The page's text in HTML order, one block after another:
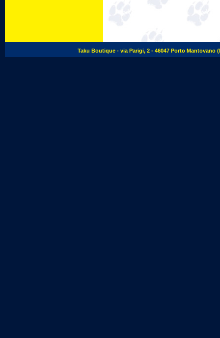
Taku Boutique - via Parigi, 2 - 46047 Porto Mantovano